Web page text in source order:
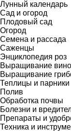
Лунный календарь
Сад и огород
Плодовый сад
Огород
Семена и рассада
Саженцы
Энциклопедия роз
Выращивание
Выращивание
Теплицы и парники
Полив
Обработка почвы
Болезни и
Препараты и
Техника и